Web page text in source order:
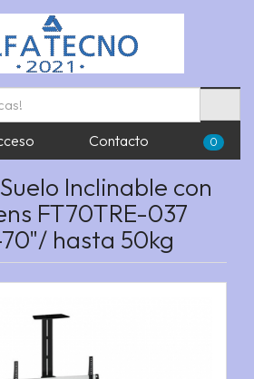
Contacto 0
Inclinable con
FT70TRE-037
hasta 50kg